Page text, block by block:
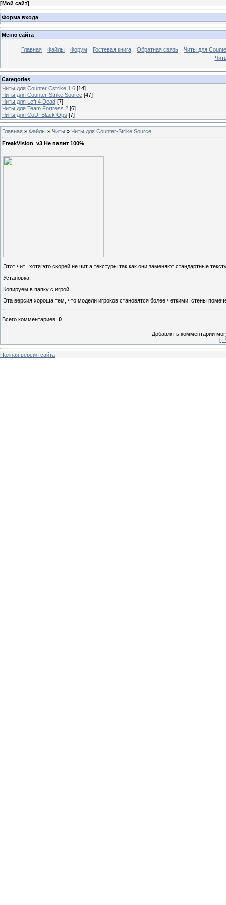
[Мой сайт]
Форма входа
Меню сайта
Главная Файлы Форум Гостевая книга Обратная связь
Читы для
Categories
Читы для Counter Cstrike 1.6 [14]
Читы для Counter-Strike Source [47]
Читы для Left 4 Dead [7]
Читы для Team Fortress 2 [6]
Читы для CoD: Black Ops [7]
Главная » Файлы » Читы » Читы для Counter-Strike Source
FreakVision_v3 Не палит 100%
Этот чит...хотя это скорей не чит а текстуры так как они заменяют стандартные
Установка:
Копируем в папку с игрой.
Эта версия хороша тем, что модели игроков становятся более четкими, стены
Всего комментариев: 0
Добавлять комментарии
[
Полная версия сайта